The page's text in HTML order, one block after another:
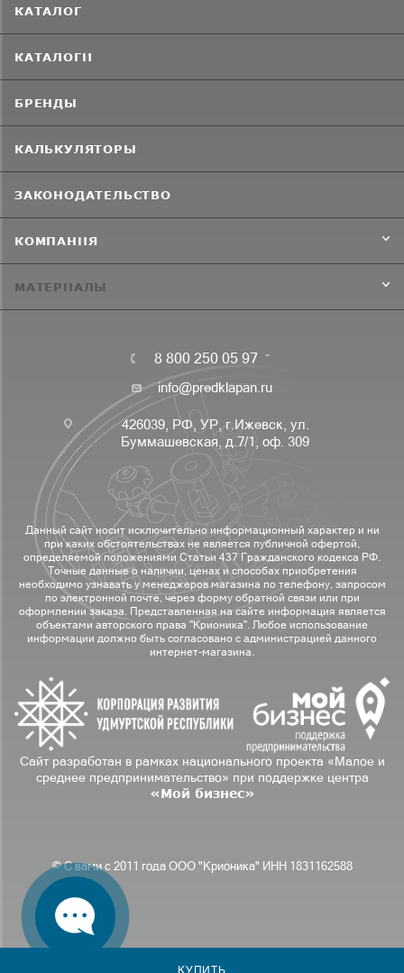
КУПИТЬ
КАТАЛОГ
КАТАЛОГИ
БРЕНДЫ
КАЛЬКУЛЯТОРЫ
ЗАКОНОДАТЕЛЬСТВО
КОМПАНИЯ
МАТЕРИАЛЫ
8 800 250 05 97
info@predklapan.ru
426039, РФ, УР, г.Ижевск, ул.
Буммашевская, д.7/1, оф. 309
Данный сайт носит исключительно информационный характер и ни
при каких обстоятельствах не является публичной офертой,
определяемой положениями Статьи 437 Гражданского кодекса РФ.
Точные данные о наличии, ценах и способах приобретения
необходимо узнавать у менеджеров магазина по телефону, запросом
по электронной почте, через форму обратной связи или при
оформлении заказа. Представленная на сайте информация является
объектами авторского права "Крионика". Любое использование
информации должно быть согласовано с администрацией данного
интернет-магазина.
Сайт разработан в рамках национального проекта «Малое и
среднее предпринимательство» при поддержке центра
«Мой бизнес»
© С вами с 2011 года ООО "Крионика" ИНН 1831162588